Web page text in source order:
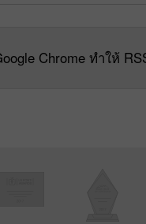
Chrome ทำให้